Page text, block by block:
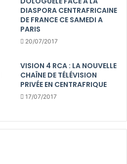
DIASPORA CENTRAFRICAINE
DE FRANCE CE SAMEDI A
PARIS
20/07/2017
VISION 4 RCA : LA NOUVELLE
CHAÎNE DE TÉLÉVISION
PRIVÉE EN CENTRAFRIQUE
17/07/2017